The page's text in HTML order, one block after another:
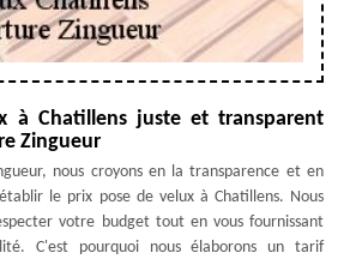
à Chatillens juste et transparent
Zingueur
nous croyons en la transparence et en
le prix pose de velux à Chatillens. Nous
votre budget tout en vous fournissant
C'est pourquoi nous élaborons un tarif